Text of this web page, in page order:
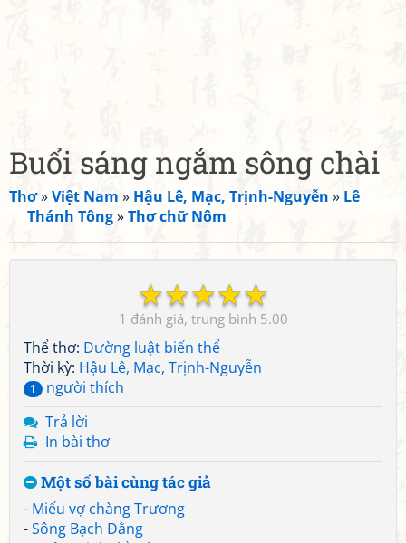
Buổi sáng ngắm sông chài
Thơ»Việt Nam » Hậu Lê, Mạc, Trịnh-Nguyễn » Lê
Thánh Tông»Thơ chữ Nôm
☆
☆
☆
☆
☆
1 5.00
Thể thơ: Đường luật biến thể
Thời kỳ: Hậu Lê, Mạc, Trịnh-Nguyễn
1
người thích
Trả lời
In bài thơ
Một số bài cùng tác giả
- Miếu vợ chàng Trương
-Sông Bạch Đằng